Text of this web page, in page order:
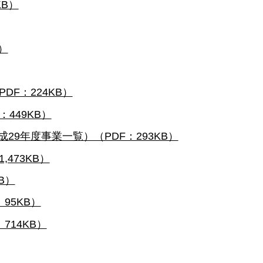
：224KB）
449KB）
年度事業一覧）（PDF：293KB）
）
）
）